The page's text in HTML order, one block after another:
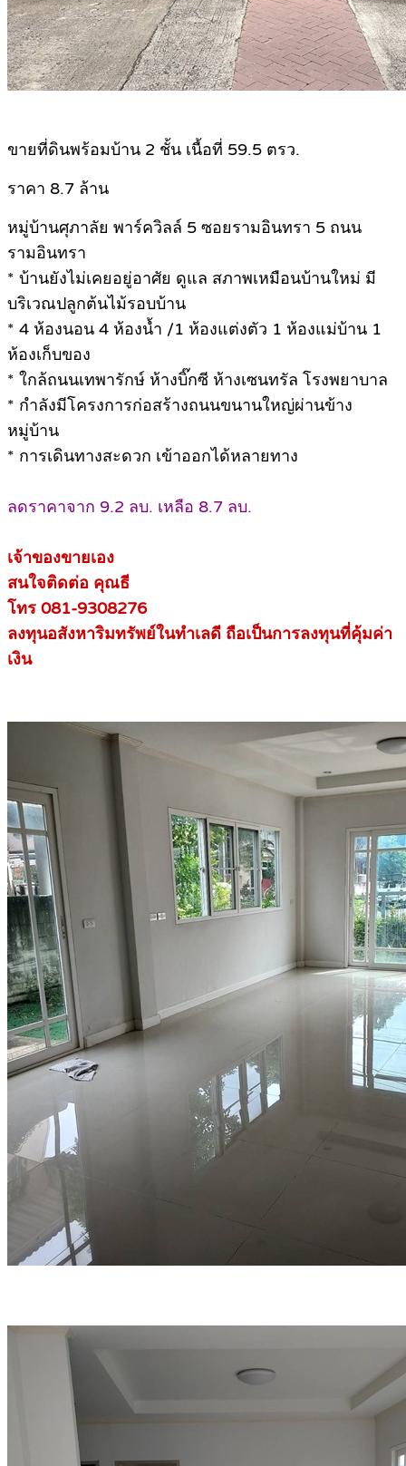
ขายที่ดินพร้อมบ้าน 2 ชั้น เนื้อที่ 59.5 ตรว.
ราคา 8.7 ล้าน
หมู่บ้านศุภาลัย พาร์ควิลล์ 5 ซอยรามอินทรา 5 ถนน
รามอินทรา
* บ้านยังไม่เคยอยู่อาศัย ดูแล สภาพเหมือนบ้านใหม่ มี
บริเวณปลูกต้นไม้รอบบ้าน
* 4 ห้องนอน 4 ห้องน้ำ /1 ห้องแต่งตัว 1 ห้องแม่บ้าน 1
ห้องเก็บของ
* ใกล้ถนนเทพารักษ์ ห้างบิ๊กซี ห้างเซนทรัล โรงพยาบาล
* กำลังมีโครงการก่อสร้างถนนขนานใหญ่ผ่านข้าง
หมู่บ้าน
* การเดินทางสะดวก เข้าออกได้หลายทาง
ลดราคาจาก 9.2 ลบ. เหลือ 8.7 ลบ.
เจ้าของขายเอง
สนใจติดต่อ คุณธี
โทร 081-9308276
ลงทุนอสังหาริมทรัพย์ในทำเลดี ถือเป็นการลงทุนที่คุ้มค่า
เงิน